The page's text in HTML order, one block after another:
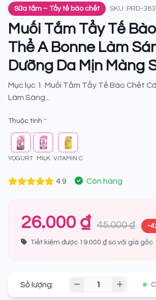
Sữa tắm – Tẩy tế bào chết SKU: PRD-
Muối Tắm Tẩy Tế
Thể A Bonne Làm
Dưỡng Da Mịn Màng
Mục lục 1 Muối Tắm Tẩy Tế Bào Chết
Làm Sáng...
Thuộc tính *
YOGURT MILK VITAMIN C
4.9 Còn hàng
26.000 ₫ 45.000 ₫ -
Tiết kiệm được 19.000 ₫ so với giá gốc
Số lượng: